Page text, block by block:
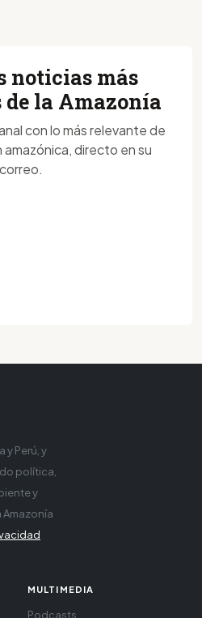
noticias más
la Amazonía
con lo más relevante de
amazónica, directo en su
correo.
y Perú, y
política,
y
Amazonía
MULTIMEDIA
Podcasts